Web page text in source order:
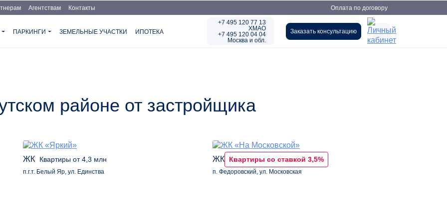
Агентствам Контакты Оплата по договору
ПАРКИНГИ ЗЕМЕЛЬНЫЕ УЧАСТКИ ИПОТЕКА
+7 495 120 77 13
ХМАО
+7 495 120 04 04
Москва и обл.
Заказать консультацию
районе от застройщика
Квартиры от 4,3 млн
ЖК «Яркий»
п.г.т. Белый Яр, ул. Единства
Квартиры со ставкой 3,5%
ЖК «На Московской»
п. Федоровский, ул. Московская